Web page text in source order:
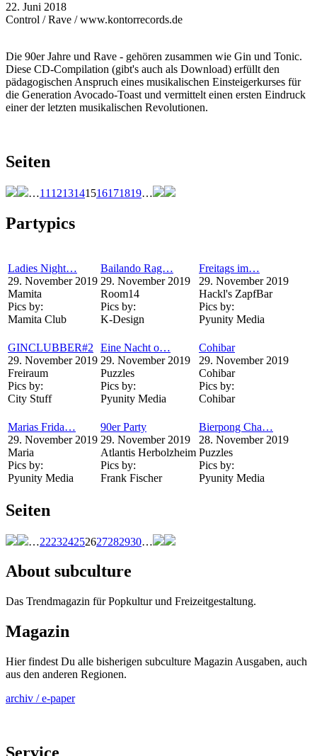
22. Juni 2018
Control / Rave / www.kontorrecords.de
Die 90er Jahre und Rave - gehören zusammen wie Gin und Tonic.
Diese CD-Compilation (gibt's auch als Download) erfüllt den
pädagogischen Anspruch eines musikalischen Einsteigerkurses für
die Generation Avocado-Toast und vermittelt einen ersten Eindruck
einer der letzten musikalischen Revolutionen.
Seiten
…11 1213141516171819…
Partypics
Ladies Night…
29. November 2019
Mamita
Pics by:
Mamita Club
Bailando Rag…
29. November 2019
Room14
Pics by:
K-Design
Freitags im…
29. November 2019
Hackl's ZapfBar
Pics by:
Pyunity Media
GINCLUBBER#2
29. November 2019
Freiraum
Pics by:
City Stuff
Eine Nacht o…
29. November 2019
Puzzles
Pics by:
Pyunity Media
Cohibar
29. November 2019
Cohibar
Pics by:
Cohibar
Marias Frida…
29. November 2019
Maria
Pics by:
Pyunity Media
90er Party
29. November 2019
Atlantis Herbolzheim
Pics by:
Frank Fischer
Bierpong Cha…
28. November 2019
Puzzles
Pics by:
Pyunity Media
Seiten
…222324252627282930…
About subculture
Das Trendmagazin für Popkultur und Freizeitgestaltung.
Magazin
Hier findest Du alle bisherigen subculture Magazin Ausgaben, auch
aus den anderen Regionen.
archiv / e-paper